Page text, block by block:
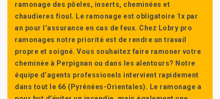
ramonage des pôeles, inserts, cheminées et
chaudieres fioul. Le ramonage est obligatoire 1x par
an pour l’assurance en cas de feux. Chez Lobry pro
ramonages notre priorité est de rendre un travail
propre et soigné. Vous souhaitez faire ramoner votre
cheminée à Perpignan ou dans les alentours? Notre
équipe d’agents professionels intervient rapidement
dans tout le 66 (Pyrénées-Orientales). Le ramonage a